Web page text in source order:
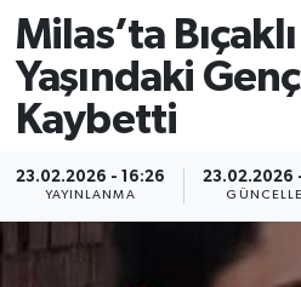
Milas’ta
Yaşındaki
Kaybetti
23.02.2026 - 16:26
YAYINLANMA
23.02.2026 -
Magazin
Muğla Haber
Siyaset
Muğla Trafik Yoğunluk
Süper Lig Puan Durumu
Tüm Manşetler
Son Dakika Haberleri